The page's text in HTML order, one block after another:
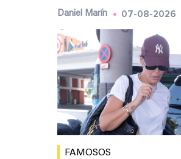
Daniel Marín 07-08-2026
FAMOSOS